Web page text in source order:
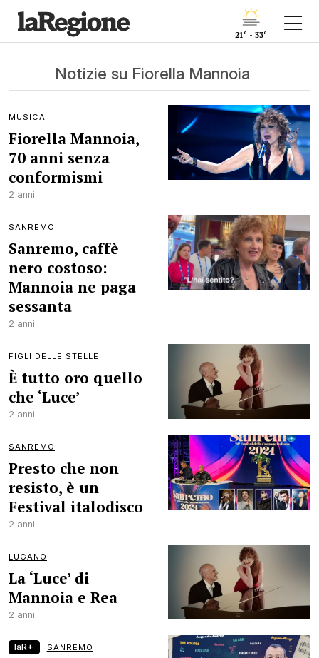
21° - 33°
Notizie su Fiorella Mannoia
MUSICA
Fiorella Mannoia,
70 anni senza
conformismi
2 anni
SANREMO
Sanremo, caffè
nero costoso:
Mannoia ne paga
sessanta
2 anni
FIGLI DELLE STELLE
È tutto oro quello
che ‘Luce’
2 anni
SANREMO
Presto che non
resisto, è un
Festival italodisco
2 anni
LUGANO
La ‘Luce’ di
Mannoia e Rea
2 anni
laR+ SANREMO